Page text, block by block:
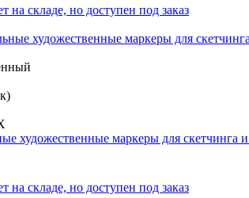
на складе, но доступен под заказ
художественные маркеры для скетчинга
на складе, но доступен под заказ